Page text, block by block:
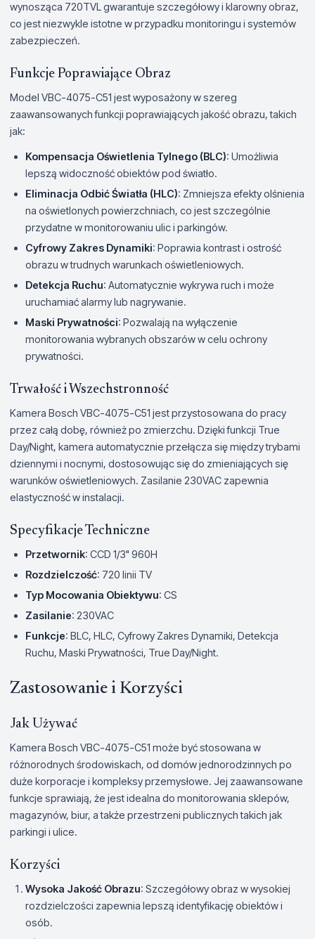
wynosząca 720TVL gwarantuje szczegółowy i klarowny obraz,
co jest niezwykle istotne w przypadku monitoringu i systemów
zabezpieczeń.
Funkcje Poprawiające Obraz
Model VBC-4075-C51 jest wyposażony w szereg
zaawansowanych funkcji poprawiających jakość obrazu, takich
jak:
Kompensacja Oświetlenia Tylnego (BLC): Umożliwia
lepszą widoczność obiektów pod światło.
Eliminacja Odbić Światła (HLC): Zmniejsza efekty olśnienia
na oświetlonych powierzchniach, co jest szczególnie
przydatne w monitorowaniu ulic i parkingów.
Cyfrowy Zakres Dynamiki: Poprawia kontrast i ostrość
obrazu w trudnych warunkach oświetleniowych.
Detekcja Ruchu: Automatycznie wykrywa ruch i może
uruchamiać alarmy lub nagrywanie.
Maski Prywatności: Pozwalają na wyłączenie
monitorowania wybranych obszarów w celu ochrony
prywatności.
Trwałość i Wszechstronność
Kamera Bosch VBC-4075-C51 jest przystosowana do pracy
przez całą dobę, również po zmierzchu. Dzięki funkcji True
Day/Night, kamera automatycznie przełącza się między trybami
dziennymi i nocnymi, dostosowując się do zmieniających się
warunków oświetleniowych. Zasilanie 230VAC zapewnia
elastyczność w instalacji.
Specyfikacje Techniczne
Przetwornik: CCD 1/3" 960H
Rozdzielczość: 720 linii TV
Typ Mocowania Obiektywu: CS
Zasilanie: 230VAC
Funkcje: BLC, HLC, Cyfrowy Zakres Dynamiki, Detekcja
Ruchu, Maski Prywatności, True Day/Night.
Zastosowanie i Korzyści
Jak Używać
Kamera Bosch VBC-4075-C51 może być stosowana w
różnorodnych środowiskach, od domów jednorodzinnych po
duże korporacje i kompleksy przemysłowe. Jej zaawansowane
funkcje sprawiają, że jest idealna do monitorowania sklepów,
magazynów, biur, a także przestrzeni publicznych takich jak
parkingi i ulice.
Korzyści
Wysoka Jakość Obrazu: Szczegółowy obraz w wysokiej
rozdzielczości zapewnia lepszą identyfikację obiektów i
osób.